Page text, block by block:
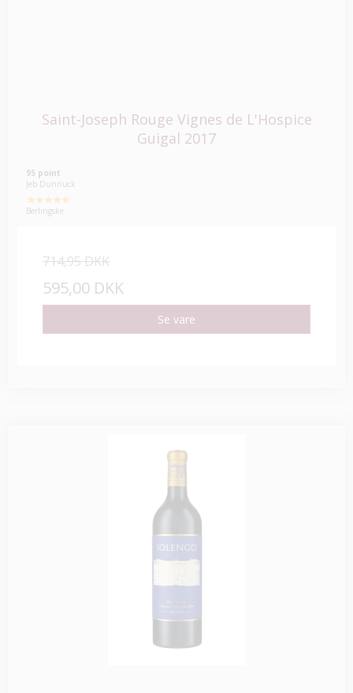
Saint-Joseph Rouge Vignes de L'Hospice
Guigal 2017
95 point
Jeb Dunnuck
Berlingske
714,95 DKK
595,00 DKK
Se vare